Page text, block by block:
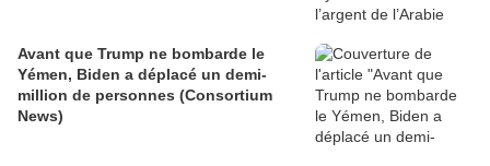
Avant que Trump ne bombarde le
Yémen, Biden a déplacé un demi-
million de personnes (Consortium
News)